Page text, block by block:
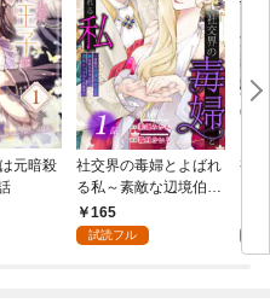
元暗殺
社交界の毒婦とよばれ
る私～素敵な辺境伯令
息に腕を折られたの
で、責任とってもらい
165
試読フル
視